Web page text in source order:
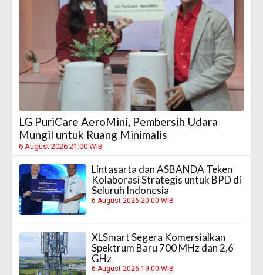
LG PuriCare AeroMini, Pembersih Udara
Mungil untuk Ruang Minimalis
6 August 2026 21:00 WIB
Lintasarta dan ASBANDA Teken
Kolaborasi Strategis untuk BPD di
Seluruh Indonesia
6 August 2026 20:00 WIB
XLSmart Segera Komersialkan
Spektrum Baru 700 MHz dan 2,6
GHz
6 August 2026 19:00 WIB